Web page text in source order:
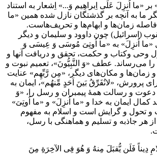
بر «ما اُنزِلَ عَلَى اِبراهِيم وَ...» اِشعار به استناد
ما به آنچه بر گذشتگان نازل شده همين «ما
فاصله زمان‌ها و ابهام‌ها و تحريف‌هاست.
(اسرائيل) چون داوود و سليمان و ديگر
«ما اُنزِلَ» به «ما اُوتِىَ مُوسَى وَ عِيسَى وَ
وحى وكتاب و حكمت، تحقق و دريافت آنها و
را مى‌رساند. عطف «وَ النَّبِيُّونَ»، تعميم نبوت و
زمان‌ها و مكان‌هاى ديگر، «مِن رَّبِّهِم» عنايت
پرورش، «لانُفَرِّقُ بَينَ اَحَدٍ مِّنهُم»، ايمان به
و رسالت همۀ پيمبران و رسل را، «وَ
ايمان به خدا و «ما اُنزِلَ» و «ما اُوتِىَ»
و تحول و گرايش است و اسلام به مفهوم
هر جاذبه و تسليم و هماهنگى با رسل،
دِيناً فَلَن يُّقبَلَ مِنهُ وَ هُوَ فِى الآخِرَةِ مِنَ